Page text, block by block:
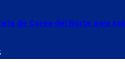
de Corea del Norte para